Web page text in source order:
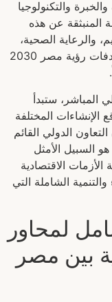
والتكنولوجيا
المنبثقة عن هذه
والرعاية الصحية،
تشكل خطوة وثابة وقوية نحو تحقيق مستهدفات رؤية مصر 2030
المباشر، ستبدأ
الإنشاءات المختلفة
الدولي القائم
السبيل الأمثل
الأزمات الاقتصادية
الشاملة التي
لمحاور
بين مصر